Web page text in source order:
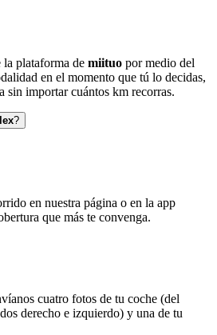
la plataforma de miituo por medio del
en el momento que tú lo decidas,
sin importar cuántos km recorras.
?
en nuestra página o en la app
que más te convenga.
cuatro fotos de tu coche (del
derecho e izquierdo) y una de tu